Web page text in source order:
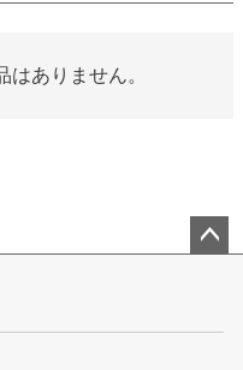
ありません。
ップ